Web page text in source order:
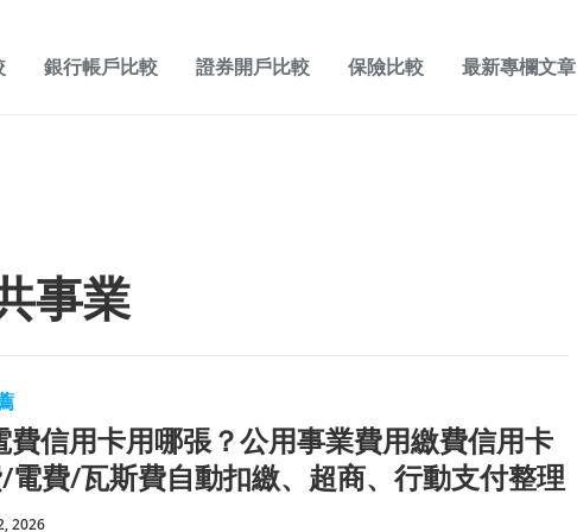
銀行帳戶比較 證券開戶比較 保險比較 最新專欄文章
事業
費信用卡用哪張？公用事業費用繳費信用卡
電費/瓦斯費自動扣繳、超商、行動支付整理
2026